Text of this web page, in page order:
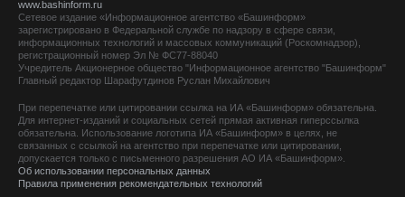
www.bashinform.ru
Сетевое издание «Информационное агентство «Башинформ»
зарегистрировано в Федеральной службе по надзору в сфере связи,
информационных технологий и массовых коммуникаций (Роскомнадзор),
регистрационный номер Эл № ФС77-88040
Учредитель Акционерное общество "Информационное агентство "Башинформ"
Главный редактор Шарафутдинов Руслан Михайлович
При перепечатке или цитировании ссылка на ИА «Башинформ» обязательна.
Для интернет-изданий и социальных сетей прямая активная гиперссылка
обязательна. Использование логотипа ИА «Башинформ» в целях, не
связанных с ссылкой на агентство при перепечатке или цитировании,
допускается только с письменного разрешения АО ИА «Башинформ».
Об использовании персональных данных
Правила применения рекомендательных технологий